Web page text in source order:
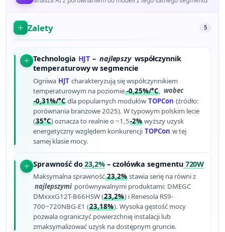
Zalety 5
Technologia HJT – najlepszy współczynnik
temperaturowy w segmencie
Ogniwa HJT charakteryzują się współczynnikiem
temperaturowym na poziomie-0,25%/°C, wobec
-0,31%/°C dla popularnych modułów TOPCon (źródło:
porównania branżowe 2025). W typowym polskim lecie
(35°C) oznacza to realnie o ~1,5-2% wyższy uzysk
energetyczny względem konkurencji TOPCon w tej
samej klasie mocy.
Sprawność do23,2% – czołówka segmentu720W
Maksymalna sprawność23,2% stawia serię na równi z
najlepszymi porównywalnymi produktami: DMEGC
DMxxxG12T-B66HSW (23,2%) i Renesola RS9-
700~720NBG-E1 (23,18%). Wysoka gęstość mocy
pozwala ograniczyć powierzchnię instalacji lub
zmaksymalizować uzysk na dostępnym gruncie.